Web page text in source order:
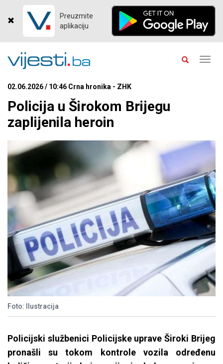
Preuzmite
aplikaciju
02.06.2026 / 10:46 Crna hronika - ZHK
Policija u Širokom Brijegu
zaplijenila heroin
Foto: Ilustracija
Policijski službenici Policijske uprave Široki Brijeg
pronašli su tokom kontrole vozila određenu